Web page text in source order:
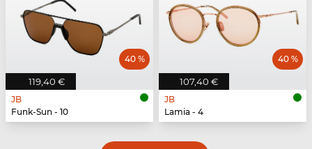
119,40 €
40 %
JB
Funk-Sun - 10
107,40 €
40 %
JB
Lamia - 4